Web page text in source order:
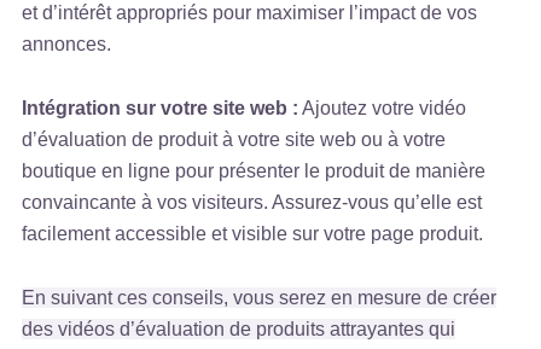
et d’intérêt appropriés pour maximiser l’impact de vos
annonces.
Intégration sur votre site web : Ajoutez votre vidéo
d’évaluation de produit à votre site web ou à votre
boutique en ligne pour présenter le produit de manière
convaincante à vos visiteurs. Assurez-vous qu’elle est
facilement accessible et visible sur votre page produit.
En suivant ces conseils, vous serez en mesure de créer
des vidéos d’évaluation de produits attrayantes qui